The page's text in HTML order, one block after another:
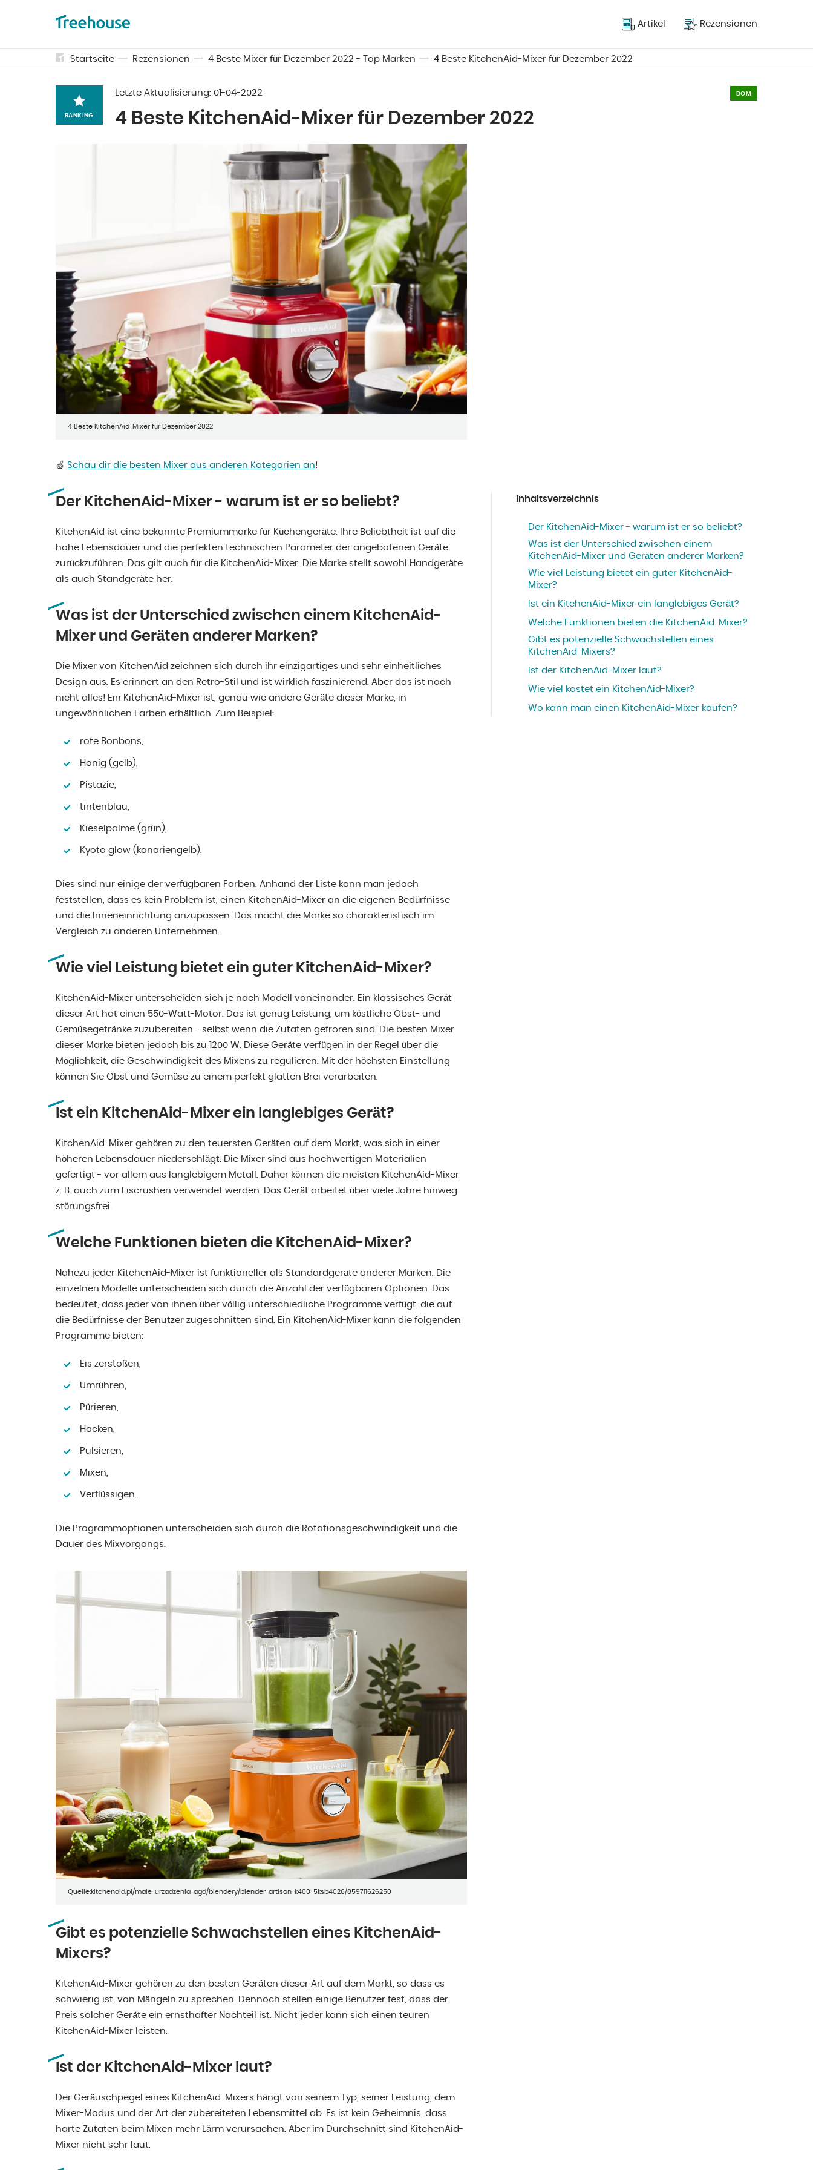
Artikel Rezensionen
Startseite Rezensionen 4 Beste Mixer für Dezember 2022 - Top Marken 4 Beste KitchenAid-Mixer für Dezember 2022
RANKING
Letzte Aktualisierung: 01-04-2022 DOM
4 Beste KitchenAid-Mixer für Dezember 2022
4 Beste KitchenAid-Mixer für Dezember 2022
🍏 Schau dir die besten Mixer aus anderen Kategorien an!
Der KitchenAid-Mixer - warum ist er so beliebt?
KitchenAid ist eine bekannte Premiummarke für Küchengeräte. Ihre Beliebtheit ist auf die
hohe Lebensdauer und die perfekten technischen Parameter der angebotenen Geräte
zurückzuführen. Das gilt auch für die KitchenAid-Mixer. Die Marke stellt sowohl Handgeräte
als auch Standgeräte her.
Was ist der Unterschied zwischen einem KitchenAid-
Mixer und Geräten anderer Marken?
Die Mixer von KitchenAid zeichnen sich durch ihr einzigartiges und sehr einheitliches
Design aus. Es erinnert an den Retro-Stil und ist wirklich faszinierend. Aber das ist noch
nicht alles! Ein KitchenAid-Mixer ist, genau wie andere Geräte dieser Marke, in
ungewöhnlichen Farben erhältlich. Zum Beispiel:
rote Bonbons,
Honig (gelb),
Pistazie,
tintenblau,
Kieselpalme (grün),
Kyoto glow (kanariengelb).
Dies sind nur einige der verfügbaren Farben. Anhand der Liste kann man jedoch
feststellen, dass es kein Problem ist, einen KitchenAid-Mixer an die eigenen Bedürfnisse
und die Inneneinrichtung anzupassen. Das macht die Marke so charakteristisch im
Vergleich zu anderen Unternehmen.
Wie viel Leistung bietet ein guter KitchenAid-Mixer?
KitchenAid-Mixer unterscheiden sich je nach Modell voneinander. Ein klassisches Gerät
dieser Art hat einen 550-Watt-Motor. Das ist genug Leistung, um köstliche Obst- und
Gemüsegetränke zuzubereiten - selbst wenn die Zutaten gefroren sind. Die besten Mixer
dieser Marke bieten jedoch bis zu 1200 W. Diese Geräte verfügen in der Regel über die
Möglichkeit, die Geschwindigkeit des Mixens zu regulieren. Mit der höchsten Einstellung
können Sie Obst und Gemüse zu einem perfekt glatten Brei verarbeiten.
Ist ein KitchenAid-Mixer ein langlebiges Gerät?
KitchenAid-Mixer gehören zu den teuersten Geräten auf dem Markt, was sich in einer
höheren Lebensdauer niederschlägt. Die Mixer sind aus hochwertigen Materialien
gefertigt - vor allem aus langlebigem Metall. Daher können die meisten KitchenAid-Mixer
z. B. auch zum Eiscrushen verwendet werden. Das Gerät arbeitet über viele Jahre hinweg
störungsfrei.
Welche Funktionen bieten die KitchenAid-Mixer?
Nahezu jeder KitchenAid-Mixer ist funktioneller als Standardgeräte anderer Marken. Die
einzelnen Modelle unterscheiden sich durch die Anzahl der verfügbaren Optionen. Das
bedeutet, dass jeder von ihnen über völlig unterschiedliche Programme verfügt, die auf
die Bedürfnisse der Benutzer zugeschnitten sind. Ein KitchenAid-Mixer kann die folgenden
Programme bieten:
Eis zerstoßen,
Umrühren,
Pürieren,
Hacken,
Pulsieren,
Mixen,
Verflüssigen.
Die Programmoptionen unterscheiden sich durch die Rotationsgeschwindigkeit und die
Dauer des Mixvorgangs.
Quelle:kitchenaid.pl/male-urzadzenia-agd/blendery/blender-artisan-k400-5ksb4026/859711626250
Gibt es potenzielle Schwachstellen eines KitchenAid-
Mixers?
KitchenAid-Mixer gehören zu den besten Geräten dieser Art auf dem Markt, so dass es
schwierig ist, von Mängeln zu sprechen. Dennoch stellen einige Benutzer fest, dass der
Preis solcher Geräte ein ernsthafter Nachteil ist. Nicht jeder kann sich einen teuren
KitchenAid-Mixer leisten.
Ist der KitchenAid-Mixer laut?
Der Geräuschpegel eines KitchenAid-Mixers hängt von seinem Typ, seiner Leistung, dem
Mixer-Modus und der Art der zubereiteten Lebensmittel ab. Es ist kein Geheimnis, dass
harte Zutaten beim Mixen mehr Lärm verursachen. Aber im Durchschnitt sind KitchenAid-
Mixer nicht sehr laut.
Inhaltsverzeichnis
Der KitchenAid-Mixer - warum ist er so beliebt?
Was ist der Unterschied zwischen einem
KitchenAid-Mixer und Geräten anderer Marken?
Wie viel Leistung bietet ein guter KitchenAid-
Mixer?
Ist ein KitchenAid-Mixer ein langlebiges Gerät?
Welche Funktionen bieten die KitchenAid-Mixer?
Gibt es potenzielle Schwachstellen eines
KitchenAid-Mixers?
Ist der KitchenAid-Mixer laut?
Wie viel kostet ein KitchenAid-Mixer?
Wo kann man einen KitchenAid-Mixer kaufen?